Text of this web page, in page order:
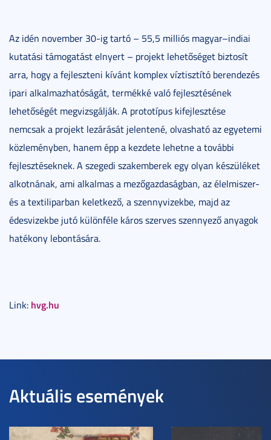
Az idén november 30-ig tartó – 55,5 milliós magyar–indiai
kutatási támogatást elnyert – projekt lehetőséget biztosít
arra, hogy a fejleszteni kívánt komplex víztisztító berendezés
ipari alkalmazhatóságát, termékké való fejlesztésének
lehetőségét megvizsgálják. A prototípus kifejlesztése
nemcsak a projekt lezárását jelentené, olvasható az egyetemi
közleményben, hanem épp a kezdete lehetne a további
fejlesztéseknek. A szegedi szakemberek egy olyan készüléket
alkotnának, ami alkalmas a mezőgazdaságban, az élelmiszer-
és a textiliparban keletkező, a szennyvizekbe, majd az
édesvizekbe jutó különféle káros szerves szennyező anyagok
hatékony lebontására.
Link: hvg.hu
Aktuális események